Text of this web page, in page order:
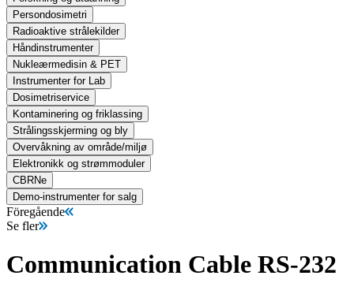
Persondosimetri
Radioaktive strålekilder
Håndinstrumenter
Nukleærmedisin & PET
Instrumenter for Lab
Dosimetriservice
Kontaminering og friklassing
Strålingsskjerming og bly
Overvåkning av område/miljø
Elektronikk og strømmoduler
CBRNe
Demo-instrumenter for salg
Föregående
Se fler
Communication Cable RS-232